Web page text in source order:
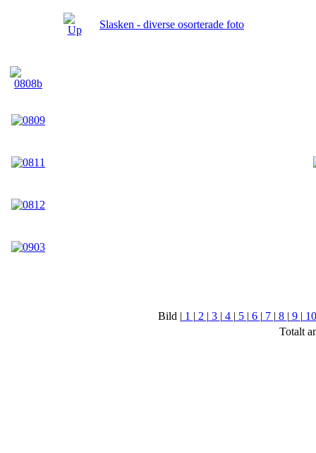
Slasken - diverse osorterade foto
Bild | 1 | 2 | 3 | 4 | 5 | 6 | 7 | 8 | 9 |
Totalt